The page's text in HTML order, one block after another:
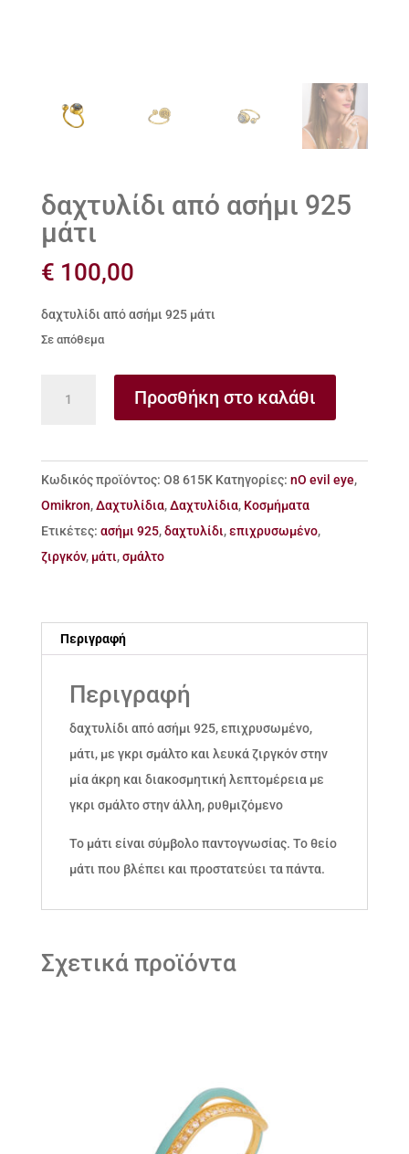
δαχτυλίδι από ασήμι 925
μάτι
€ 100,00
δαχτυλίδι από ασήμι 925 μάτι
Σε απόθεμα
925
μάτι
ποσότητα
Προσθήκη στο καλάθι
Κωδικός προϊόντος: Ο8 615Κ Κατηγορίες: nO evil eye,
Omikron,Δαχτυλίδια,Δαχτυλίδια, Κοσμήματα
Ετικέτες: ασήμι 925,δαχτυλίδι,επιχρυσωμένο,
ζιργκόν, μάτι,σμάλτο
Περιγραφή
Περιγραφή
δαχτυλίδι από ασήμι 925, επιχρυσωμένο,
μάτι, με γκρι σμάλτο και λευκά ζιργκόν στην
μία άκρη και διακοσμητική λεπτομέρεια με
γκρι σμάλτο στην άλλη, ρυθμιζόμενο
Το μάτι είναι σύμβολο παντογνωσίας. Το θείο
μάτι που βλέπει και προστατεύει τα πάντα.
Σχετικά προϊόντα